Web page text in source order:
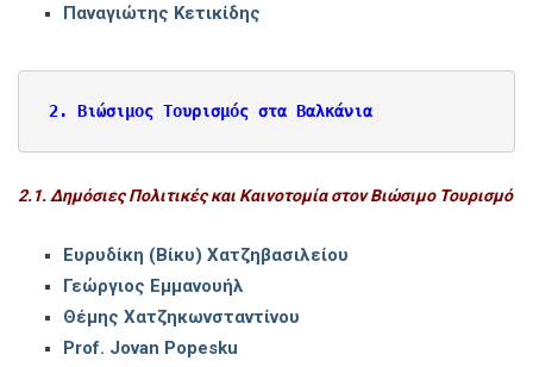
Παναγιώτης Κετικίδης
2. Βιώσιμος Τουρισμός στα Βαλκάνια
2.1. Δημόσιες Πολιτικές και Καινοτομία στον Βιώσιμο Τουρισμό
Ευρυδίκη (Βίκυ) Χατζηβασιλείου
Γεώργιος Εμμανουήλ
Θέμης Χατζηκωνσταντίνου
Prof. Jovan Popesku